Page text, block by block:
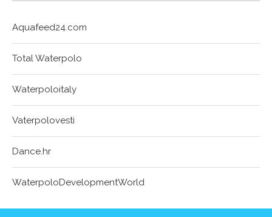
Aquafeed24.com
Total Waterpolo
Waterpoloitaly
Vaterpolovesti
Dance.hr
WaterpoloDevelopmentWorld